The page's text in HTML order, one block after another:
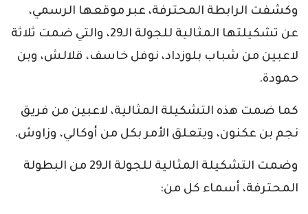
وكشفت الرابطة المحترفة، عبر موقعها الرسمي،
عن تشكيلتها المثالية للجولة الـ29، والتي ضمت ثلاثة
لاعبين من شباب بلوزداد، نوفل خاسف، قلالش، وبن
حمودة.
كما ضمت هذه التشكيلة المثالية، لاعبين من فريق
نجم بن عكنون، ويتعلق الأمر بكل من أوكالي، وزاوش.
وضمت التشكيلة المثالية للجولة الـ29 من البطولة
المحترفة، أسماء كل من: